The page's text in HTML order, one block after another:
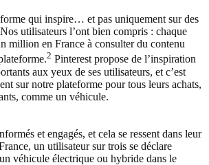
qui inspire… et pas uniquement sur des
utilisateurs l’ont bien compris : chaque
million en France à consulter du contenu
2 Pinterest propose de l’inspiration
aux yeux de ses utilisateurs, et c’est
sur notre plateforme pour tous leurs achats,
comme un véhicule.
et engagés, et cela se ressent dans leur
un utilisateur sur trois se déclare
véhicule électrique ou hybride dans le